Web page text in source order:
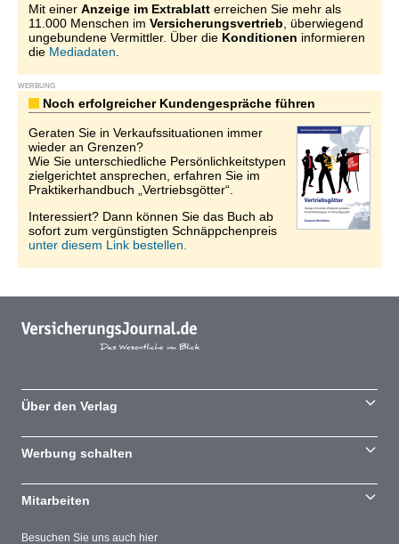
Mit einer Anzeige im Extrablatt erreichen Sie mehr als
11.000 Menschen im Versicherungsvertrieb , überwiegend
ungebundene Vermittler. Über die Konditionen informieren
die Mediadaten
WERBUNG
Noch erfolgreicher Kundengespräche führen
Geraten Sie in Verkaufssituationen immer
wieder an Grenzen?
Wie Sie unterschiedliche Persönlichkeitstypen
zielgerichtet ansprechen, erfahren Sie im
Praktikerhandbuch „Vertriebsgötter“.
Interessiert? Dann können Sie das Buch ab
sofort zum vergünstigten Schnäppchenpreis
unter diesem Link bestellen.
Besuchen Sie uns auch hier
Über den Verlag
Werbung schalten
Mitarbeiten